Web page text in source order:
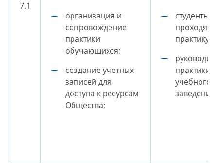
7.1
организация и
сопровождение
практики
обучающихся;
создание учетных
записей для
доступа к ресурсам
Общества;
студенты,
практику;
практики
учебного
заведения